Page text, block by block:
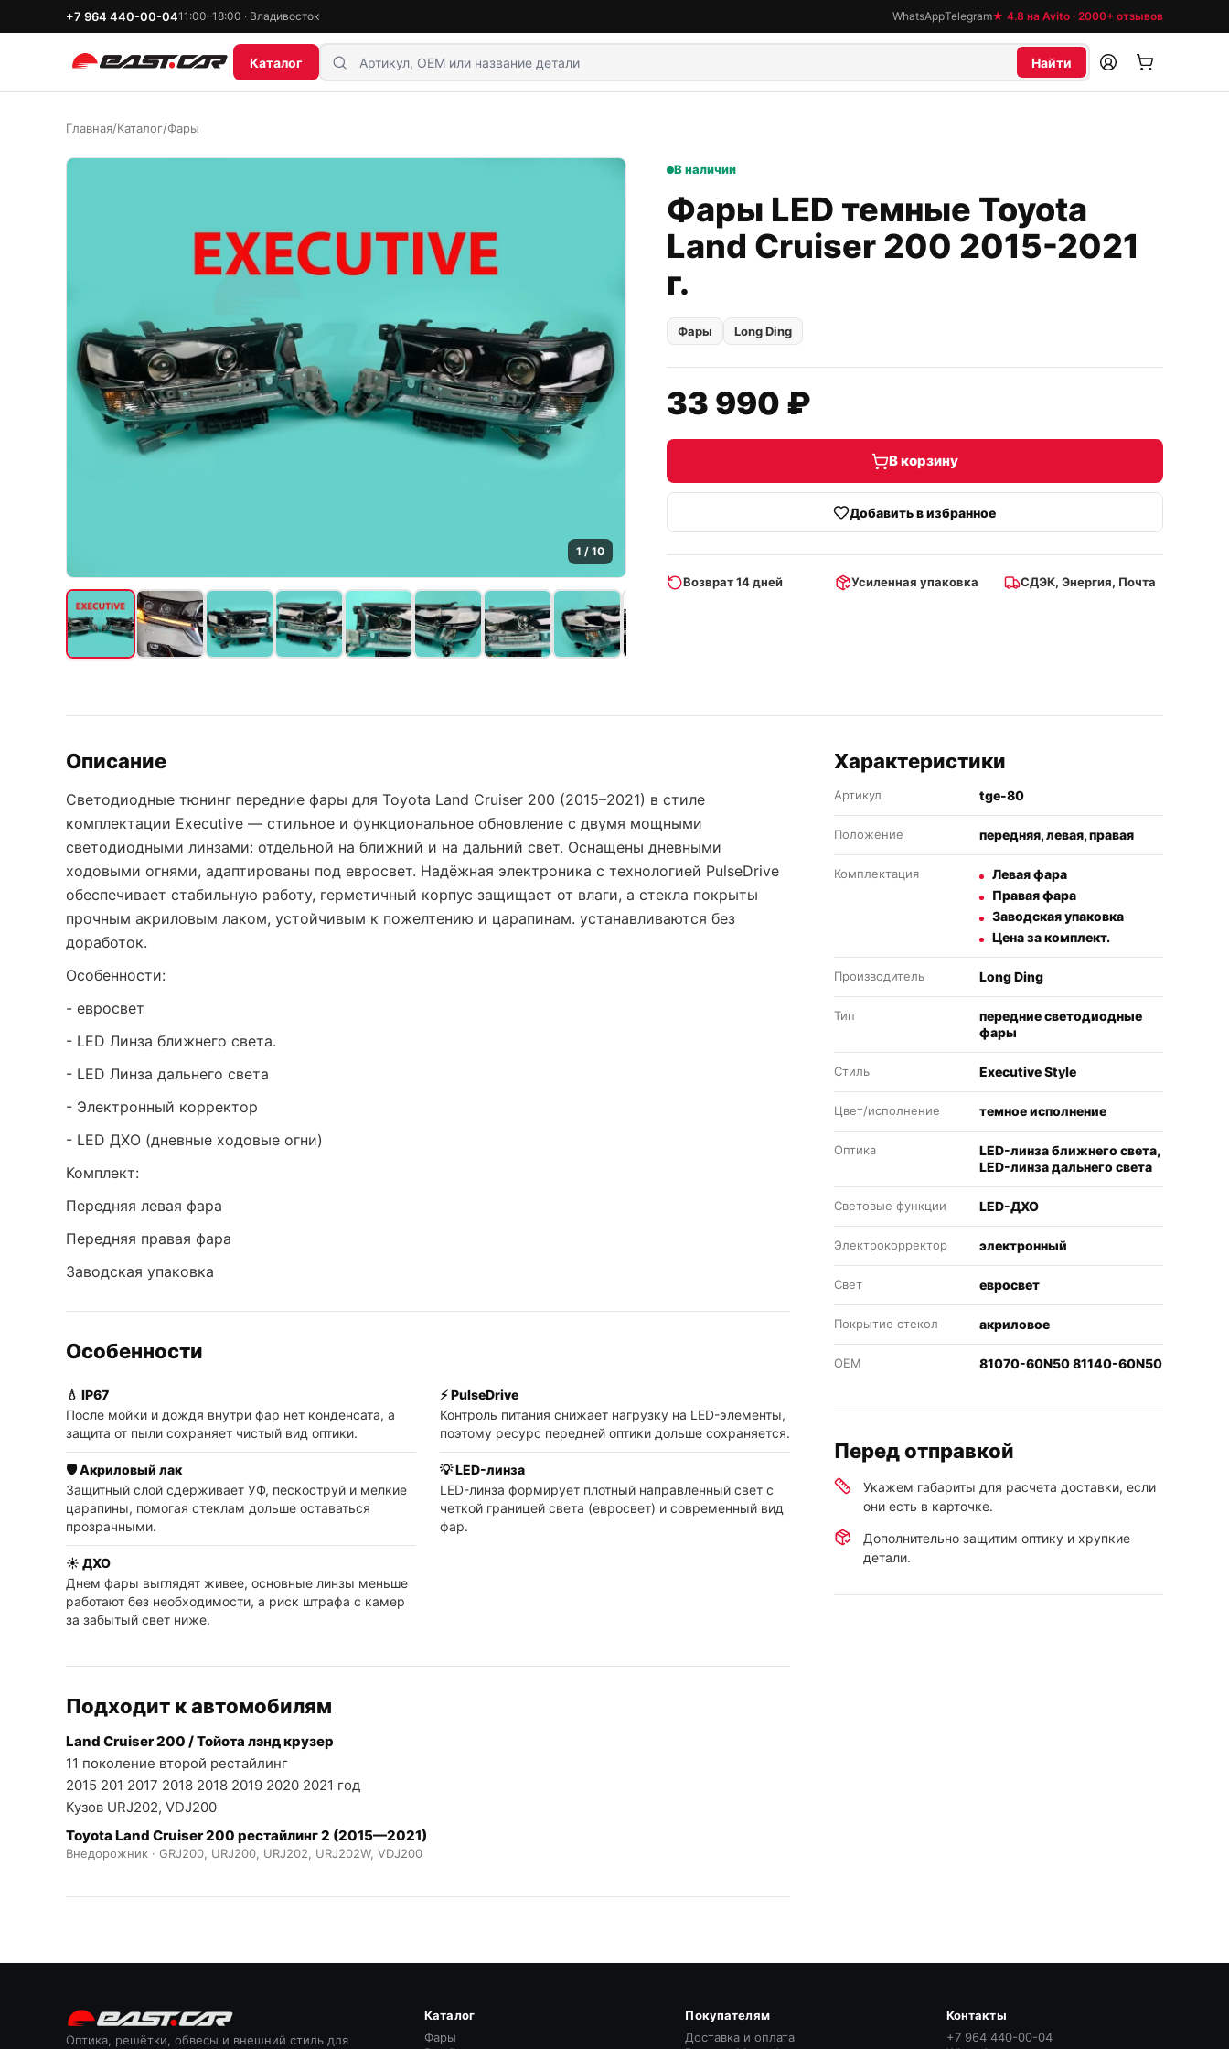
+7 964 440-00-0411:00–18:00 · Владивосток WhatsAppTelegram★ 4.8 на Avito · 2000+ отзывов
Каталог Найти
Главная/Каталог/Фары
1 / 10
В наличии
Фары LED темные Toyota
Land Cruiser 200 2015-2021
г.
Фары Long Ding
33 990 ₽
В корзину
Добавить в избранное
Возврат 14 дней Усиленная упаковка СДЭК, Энергия, Почта
Описание
Светодиодные тюнинг передние фары для Toyota Land Cruiser 200 (2015–2021) в стиле
комплектации Executive — стильное и функциональное обновление с двумя мощными
светодиодными линзами: отдельной на ближний и на дальний свет. Оснащены дневными
ходовыми огнями, адаптированы под евросвет. Надёжная электроника с технологией PulseDrive
обеспечивает стабильную работу, герметичный корпус защищает от влаги, а стекла покрыты
прочным акриловым лаком, устойчивым к пожелтению и царапинам. устанавливаются без
доработок.
Особенности:
- евросвет
- LED Линза ближнего света.
- LED Линза дальнего света
- Электронный корректор
- LED ДХО (дневные ходовые огни)
Комплект:
Передняя левая фара
Передняя правая фара
Заводская упаковка
Особенности
💧 IP67
После мойки и дождя внутри фар нет конденсата, а
защита от пыли сохраняет чистый вид оптики.
⚡ PulseDrive
Контроль питания снижает нагрузку на LED-элементы,
поэтому ресурс передней оптики дольше сохраняется.
🛡️ Акриловый лак
Защитный слой сдерживает УФ, пескоструй и мелкие
царапины, помогая стеклам дольше оставаться
прозрачными.
💡 LED-линза
LED-линза формирует плотный направленный свет с
четкой границей света (евросвет) и современный вид
фар.
☀️ ДХО
Днем фары выглядят живее, основные линзы меньше
работают без необходимости, а риск штрафа с камер
за забытый свет ниже.
Подходит к автомобилям
Land Cruiser 200 / Тойота лэнд крузер
11 поколение второй рестайлинг
2015 201 2017 2018 2018 2019 2020 2021 год
Кузов URJ202, VDJ200
Toyota Land Cruiser 200 рестайлинг 2 (2015—2021)
Внедорожник · GRJ200, URJ200, URJ202, URJ202W, VDJ200
Характеристики
Артикул tge-80
Положение передняя, левая, правая
Комплектация
Левая фара
Правая фара
Заводская упаковка
Цена за комплект.
Производитель Long Ding
Тип
передние светодиодные
фары
Стиль Executive Style
Цвет/исполнение темное исполнение
Оптика
LED-линза ближнего света,
LED-линза дальнего света
Световые функции LED-ДХО
Электрокорректор электронный
Свет евросвет
Покрытие стекол акриловое
OEM 81070-60N50 81140-60N50
Перед отправкой
Укажем габариты для расчета доставки, если
они есть в карточке.
Дополнительно защитим оптику и хрупкие
детали.
Оптика, решётки, обвесы и внешний стиль для
Каталог
Фары
Покупателям
Доставка и оплата
Контакты
+7 964 440-00-04